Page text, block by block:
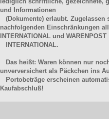
und Informationen
(Dokumente) erlaubt. Zugelassen
nachfolgenden Einschränkungen
INTERNATIONAL und WARENPOST
INTERNATIONAL.
Das heißt: Waren können nur
unverversichert als Päckchen ins
Portobeträge erscheinen
Kaufabschluß!